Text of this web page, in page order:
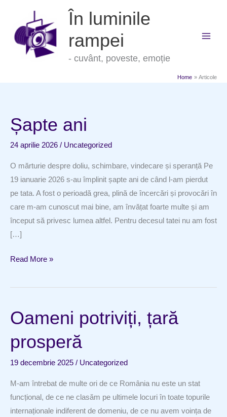
content
În luminile
rampei
- cuvânt, poveste, emoție
Home Articole
Șapte ani
24 aprilie 2026 / Uncategorized
O mărturie despre doliu, schimbare, vindecare și speranță Pe
19 ianuarie 2026 s-au împlinit șapte ani de când l-am pierdut
pe tata. A fost o perioadă grea, plină de încercări și provocări în
care m-am cunoscut mai bine, am învățat foarte multe și am
început să privesc lumea altfel. Pentru decesul tatei nu am fost
[…]
Șapte
Read More »
Oameni potriviți, țară
prosperă
19 decembrie 2025 / Uncategorized
M-am întrebat de multe ori de ce România nu este un stat
funcțional, de ce ne clasăm pe ultimele locuri în toate topurile
internaționale indiferent de domeniu, de ce nu avem voința de